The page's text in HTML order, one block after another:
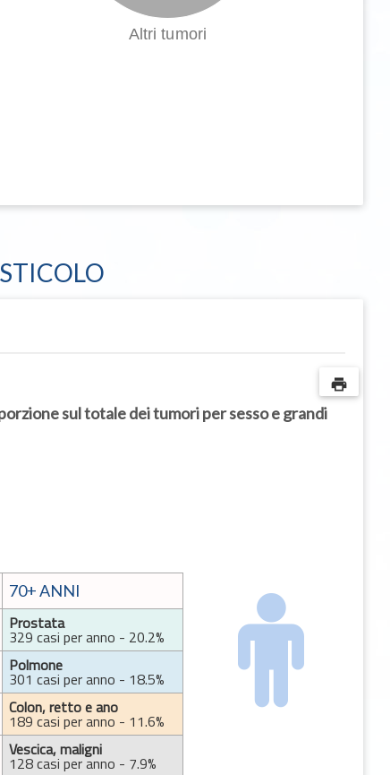
Altri tumori
print
sul totale dei tumori per sesso e grandi
70+ ANNI
Prostata
329 casi per anno - 20.2%
Polmone
301 casi per anno - 18.5%
Colon, retto e ano
189 casi per anno - 11.6%
Vescica, maligni
128 casi per anno - 7.9%